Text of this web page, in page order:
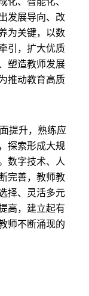
发展导向、改
为关键，以数
引，扩大优质
塑造教师发展
推动教育高质
提升，熟练应
探索形成大规
数字技术、人
完善，教师教
择、灵活多元
高，建立起有
师不断涌现的